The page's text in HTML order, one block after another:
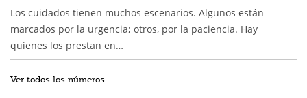
Los cuidados tienen muchos escenarios. Algunos están
marcados por la urgencia; otros, por la paciencia. Hay
quienes los prestan en…
Ver todos los números